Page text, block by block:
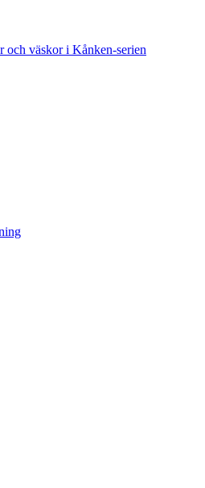
och väskor i Kånken-serien